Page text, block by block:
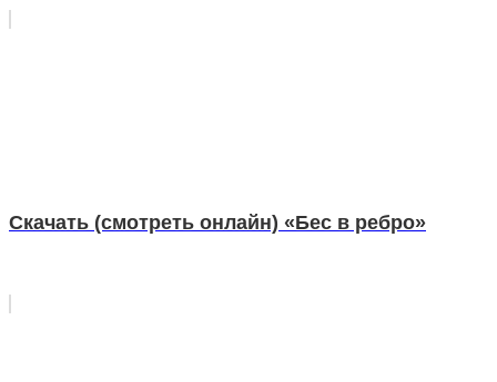
Скачать (смотреть онлайн) «Бес в ребро»